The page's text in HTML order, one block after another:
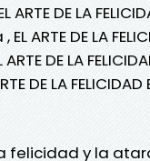
ARTE DE LA
ARTE DE LA
ARTE DE LA
DE LA
felicidad y la